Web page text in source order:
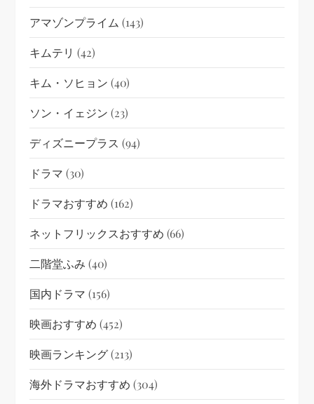
アマゾンプライム (143)
キムテリ (42)
キム・ソヒョン (40)
ソン・イェジン (23)
ディズニープラス (94)
ドラマ (30)
ドラマおすすめ (162)
ネットフリックスおすすめ (66)
二階堂ふみ (40)
国内ドラマ (156)
映画おすすめ (452)
映画ランキング(213)
海外ドラマおすすめ (304)